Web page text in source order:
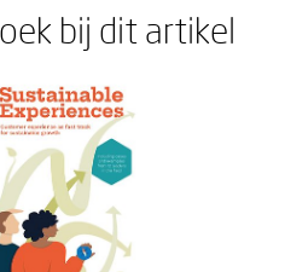
bij dit artikel